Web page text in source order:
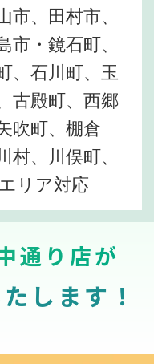
、田村市、
・鏡石町、
、石川町、玉
古殿町、西郷
吹町、棚倉
、川俣町、
リア対応
通り店が
します！